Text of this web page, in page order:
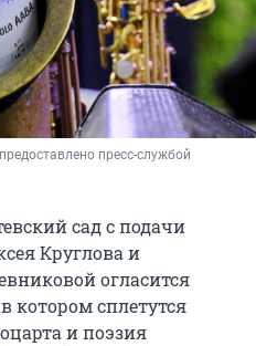
пресс-службой
сад с подачи
Круглова и
огласится
котором сплетутся
и поэзия